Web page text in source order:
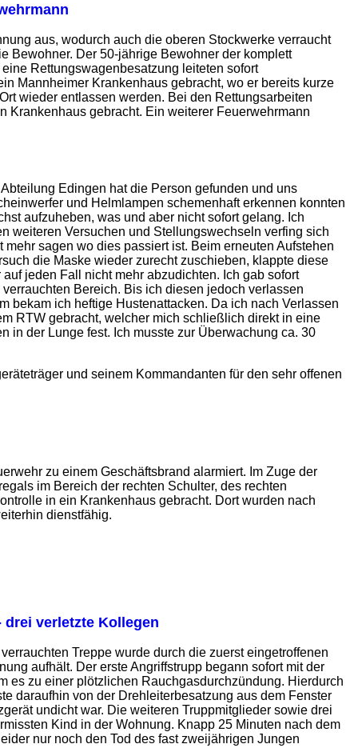
aus, wodurch auch die oberen Stockwerke verraucht
Bewohner. Der 50-jährige Bewohner der komplett
Rettungswagenbesatzung leiteten sofort
Mannheimer Krankenhaus gebracht, wo er bereits kurze
wieder entlassen werden. Bei den Rettungsarbeiten
Krankenhaus gebracht. Ein weiterer Feuerwehrmann
Edingen hat die Person gefunden und uns
und Helmlampen schemenhaft erkennen konnten
aufzuheben, was und aber nicht sofort gelang. Ich
weiteren Versuchen und Stellungswechseln verfing sich
sagen wo dies passiert ist. Beim erneuten Aufstehen
die Maske wieder zurecht zuschieben, klappte diese
jeden Fall nicht mehr abzudichten. Ich gab sofort
Bereich. Bis ich diesen jedoch verlassen
bekam ich heftige Hustenattacken. Da ich nach Verlassen
RTW gebracht, welcher mich schließlich direkt in eine
in der Lunge fest. Ich musste zur Überwachung ca. 30
und seinem Kommandanten für den sehr offenen
zu einem Geschäftsbrand alarmiert. Im Zuge der
im Bereich der rechten Schulter, des rechten
in ein Krankenhaus gebracht. Dort wurden nach
dienstfähig.
verletzte Kollegen
Treppe wurde durch die zuerst eingetroffenen
aufhält. Der erste Angriffstrupp begann sofort mit der
es zu einer plötzlichen Rauchgasdurchzündung. Hierdurch
daraufhin von der Drehleiterbesatzung aus dem Fenster
undicht war. Die weiteren Truppmitglieder sowie drei
Kind in der Wohnung. Knapp 25 Minuten nach dem
nur noch den Tod des fast zweijährigen Jungen